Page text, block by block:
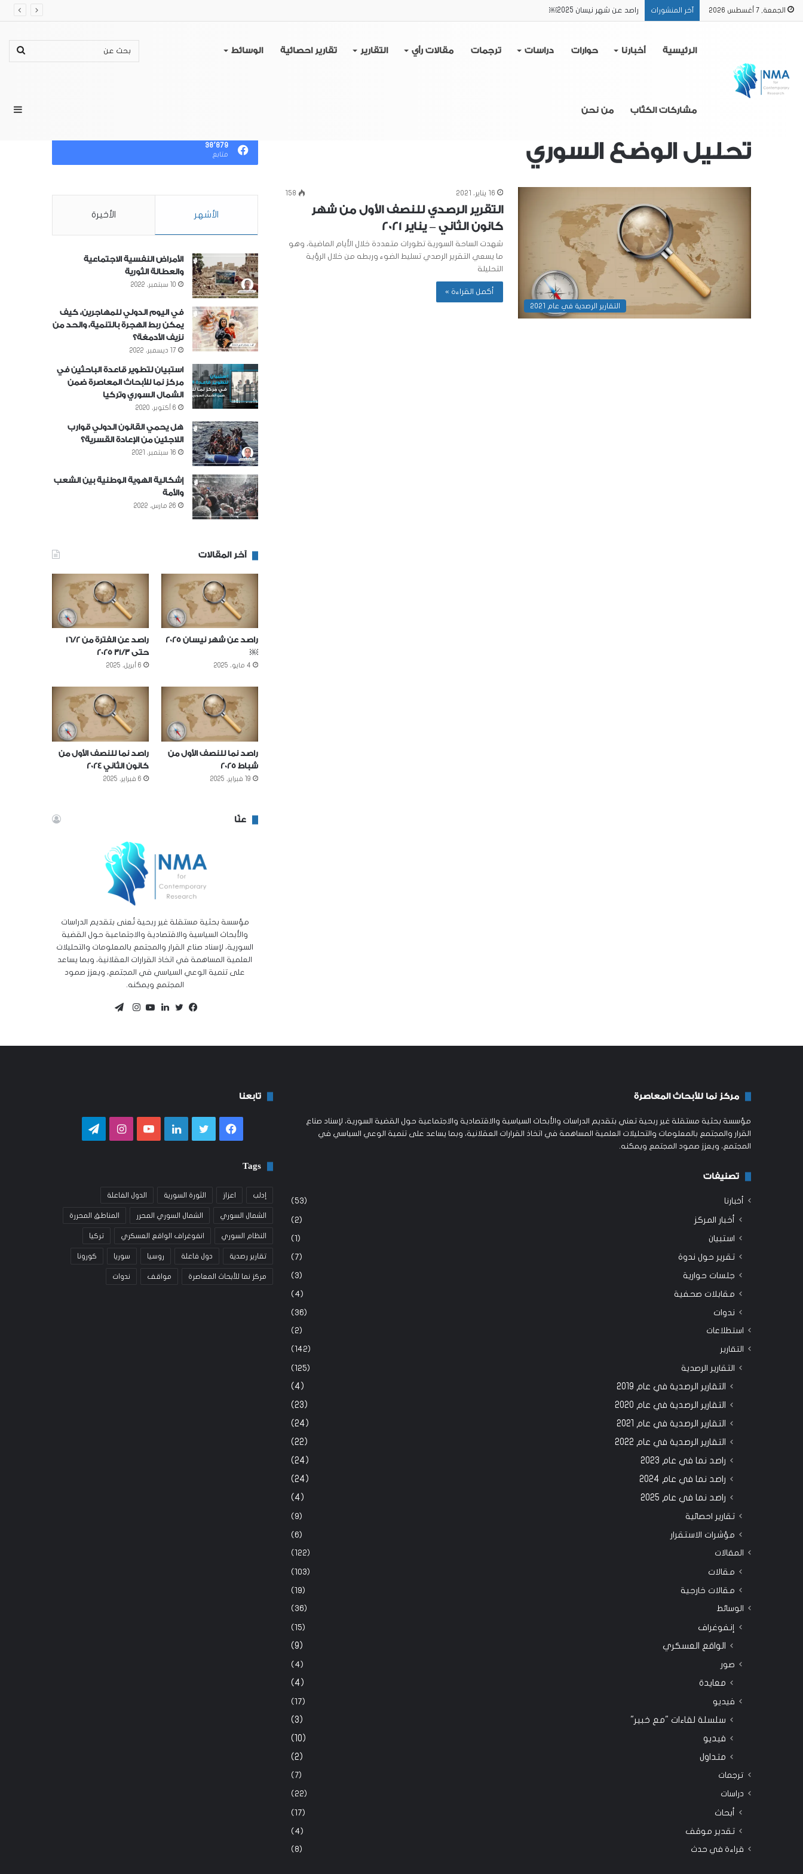
الجمعة, 7 أغسطس 2026 آخر المنشورات راصد عن شهر نيسان 2025￼
الرئيسية أخبارنا حوارات دراسات ترجمات مقالات رأي التقارير تقارير احصائية الوسائط
مشاركات الكتّاب من نحن
بحث
عن
تحليل الوضع السوري
تحليل الوضع السوري
التقارير الرصدية في عام 2021
16 يناير، 2021 158
التقرير الرصدي للنصف الأول من شهر
كانون الثاني – يناير 2021
شهدت الساحة السورية تطورات متعددة خلال الأيام الماضية، وهو
ما يسعي التقرير الرصدي تسليط الضوء وربطه من خلال الرؤية
التحليلة
أكمل القراءة »
٣٨٬٨٧٩
متابع
الأشهر الأخيرة
الأمراض النفسية الاجتماعية
والعطالة الثورية
10 سبتمبر، 2022
في اليوم الدولي للمهاجرين، كيف
يمكن ربط الهجرة بالتنمية، والحد من
نزيف الأدمغة؟
17 ديسمبر، 2022
استبيان لتطوير قاعدة الباحثين في
مركز نما للأبحاث المعاصرة ضمن
الشمال السوري وتركيا
6 أكتوبر، 2020
هل يحمي القانون الدولي قوارب
اللاجئين من الإعادة القسرية؟
16 سبتمبر، 2021
إشكالية الهوية الوطنية بين الشعب
والأمة
26 مارس، 2022
آخر المقالات
راصد عن شهر نيسان 2025
￼
4 مايو، 2025
راصد عن الفترة من 16/2
حتى 31/3 2025
6 أبريل، 2025
راصد نما للنصف الأول من
شباط 2025
19 فبراير، 2025
راصد نما للنصف الأول من
كانون الثاني 2024
6 فبراير، 2025
عنّا
مؤسسة بحثية مستقلة غير ربحية تُعنى بتقديم الدراسات
والأبحاث السياسية والاقتصادية والاجتماعية حول القضية
السورية، لإسناد صناع القرار والمجتمع بالمعلومات والتحليلات
العلمية المساهمة في اتخاذ القرارات العقلانية، وبما يساعد
على تنمية الوعي السياسي في المجتمع، ويعزز صمود
المجتمع ويمكنه.
مركز نما للأبحاث المعاصرة
مؤسسة بحثية مستقلة غير ربحية تعني بتقديم الدراسات والأبحاث السياسية والاقتصادية والاجتماعية حول القضية السورية، لإسناد صناع
القرار والمجتمع بالمعلومات والتحليلات العلمية المساهمة في اتخاذ القرارات العقلانية، وبما يساعد على تنمية الوعي السياسي في
المجتمع، ويعزز صمود المجتمع ويمكنه.
تصنيفات
أخبارنا (53)
أخبار المركز (2)
استبيان (1)
تقرير حول ندوة (7)
جلسات حوارية (3)
مقابلات صحفية (4)
ندوات (36)
استطلاعات (2)
التقارير (142)
التقارير الرصدية (125)
التقارير الرصدية في عام 2019
(4)
التقارير الرصدية في عام 2020
(23)
التقارير الرصدية في عام 2021
(24)
التقارير الرصدية في عام 2022
(22)
راصد نما في عام 2023
(24)
راصد نما في عام 2024
(24)
راصد نما في عام 2025
(4)
تقارير احصائية (9)
مؤشرات الاستقرار (6)
المقالات (122)
مقالات (103)
مقالات خارجية (19)
الوسائط (36)
إنفوغراف (15)
الواقع العسكري (9)
صور (4)
معايدة (4)
فيديو (17)
سلسلة لقاءات "مع خبير"
(3)
فيديو
(10)
متداول
(2)
ترجمات (7)
دراسات (22)
أبحاث (17)
تقدير موقف (4)
قراءة في حدث (8)
تابعنا
فيسبوكتويتر لينكدإنيوتيوبانستقرامتيلقرام
Tags
إدلب اعزاز الثورة السورية الدول الفاعلة
الشمال السوري الشمال السوري المحرر المناطق المحررة
النظام السوري انفوغراف الواقع العسكري تركيا
تقارير رصدية دول فاعلة روسيا سوريا كورونا
مركز نما للأبحاث المعاصرة مواقف ندوات